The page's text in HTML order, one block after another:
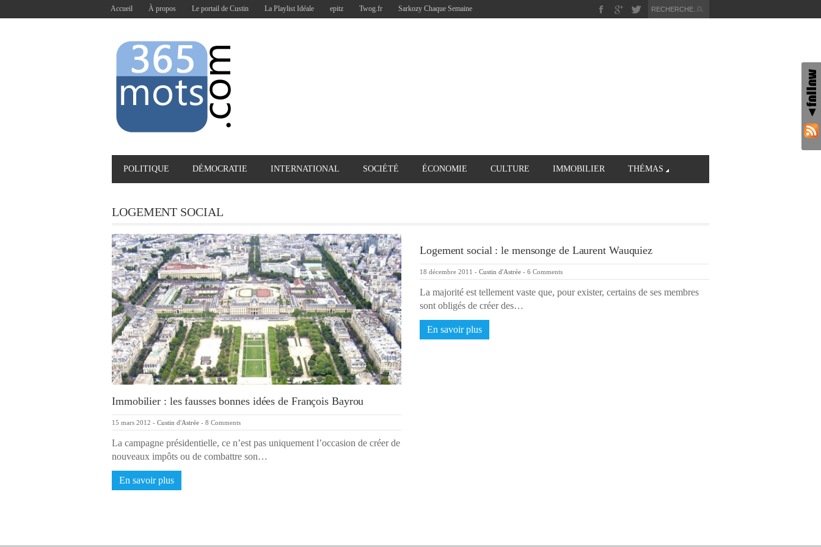
Accueil À propos Le portail de Custin La Playlist Idéale epitz Twog.fr Sarkozy Chaque Semaine
POLITIQUE DÉMOCRATIE INTERNATIONAL SOCIÉTÉ ÉCONOMIE CULTURE IMMOBILIER THÉMAS
LOGEMENT SOCIAL
Immobilier : les fausses bonnes idées de François Bayrou
15 mars 2012 - Custin d'Astrée - 8 Comments
La campagne présidentielle, ce n’est pas uniquement l’occasion de créer de
nouveaux impôts ou de combattre son…
En savoir plus
Logement social : le mensonge de Laurent Wauquiez
18 décembre 2011 - Custin d'Astrée - 6 Comments
La majorité est tellement vaste que, pour exister, certains de ses membres
sont obligés de créer des…
En savoir plus